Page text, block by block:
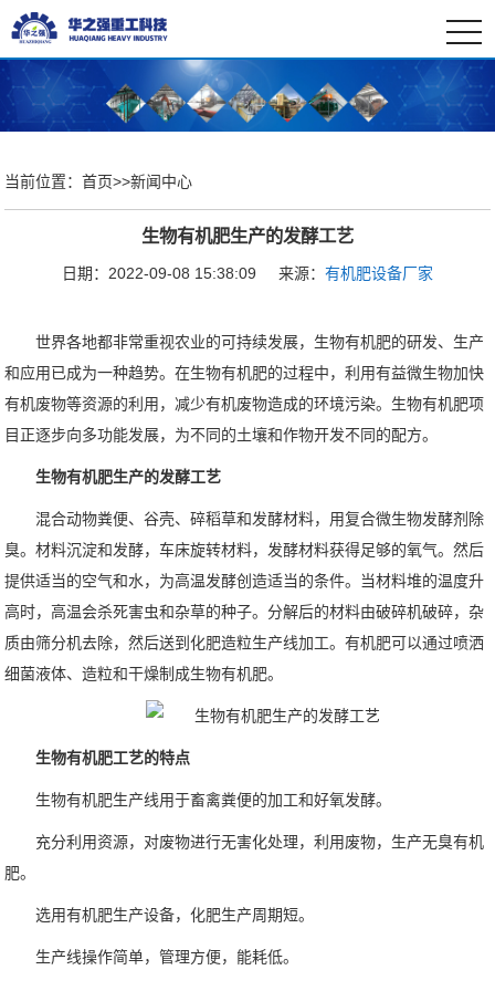
当前位置：首页>>新闻中心
生物有机肥生产的发酵工艺
日期：2022-09-08 15:38:09 来源： 有机肥设备厂家
世界各地都非常重视农业的可持续发展，生物有机肥的研发、生产
和应用已成为一种趋势。在生物有机肥的过程中，利用有益微生物加快
有机废物等资源的利用，减少有机废物造成的环境污染。生物有机肥项
目正逐步向多功能发展，为不同的土壤和作物开发不同的配方。
生物有机肥生产的发酵工艺
混合动物粪便、谷壳、碎稻草和发酵材料，用复合微生物发酵剂除
臭。材料沉淀和发酵，车床旋转材料，发酵材料获得足够的氧气。然后
提供适当的空气和水，为高温发酵创造适当的条件。当材料堆的温度升
高时，高温会杀死害虫和杂草的种子。分解后的材料由破碎机破碎，杂
质由筛分机去除，然后送到化肥造粒生产线加工。有机肥可以通过喷洒
细菌液体、造粒和干燥制成生物有机肥。
生物有机肥工艺的特点
生物有机肥生产线用于畜禽粪便的加工和好氧发酵。
充分利用资源，对废物进行无害化处理，利用废物，生产无臭有机
肥。
选用有机肥生产设备，化肥生产周期短。
生产线操作简单，管理方便，能耗低。